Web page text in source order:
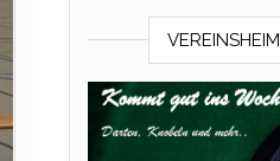
VEREINSHEIM